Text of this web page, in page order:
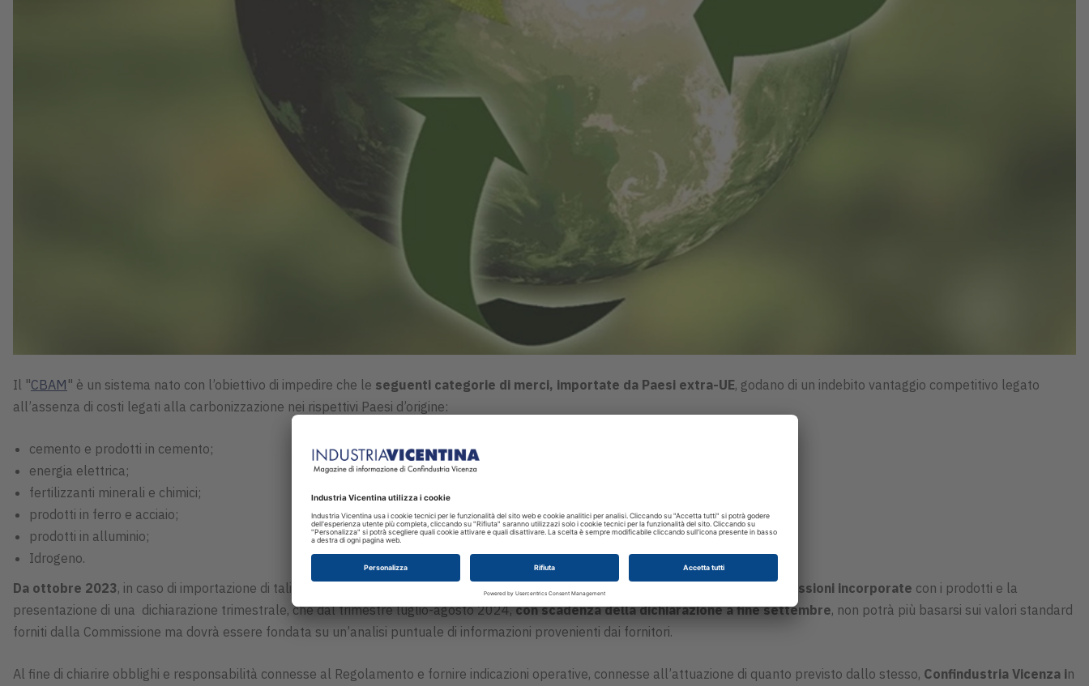
Il "CBAM " è un sistema nato con l’obiettivo di impedire che le seguenti categorie di merci, importate da Paesi extra-UE, godano di un indebito vantaggio competitivo legato
all’assenza di costi legati alla carbonizzazione nei rispettivi Paesi d’origine:
cemento e prodotti in cemento;
energia elettrica;
fertilizzanti minerali e chimici;
prodotti in ferro e acciaio;
prodotti in alluminio;
Idrogeno.
Da ottobre 2023, in caso di importazione di tali merci, sono previsti una serie di adempimenti che richiedono la valutazione delle emissioni incorporate con i prodotti e la
presentazione di una dichiarazione trimestrale, che dal trimestre luglio-agosto 2024,con scadenza della dichiarazione a fine settembre, non potrà più basarsi sui valori standard
forniti dalla Commissione ma dovrà essere fondata su un’analisi puntuale di informazioni provenienti dai fornitori.
Al fine di chiarire obblighi e responsabilità connesse al Regolamento e fornire indicazioni operative, connesse all’attuazione di quanto previsto dallo stesso, Confindustria Vicenza in